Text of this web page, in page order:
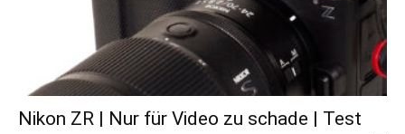
Nikon ZR | Nur für Video zu schade | Test